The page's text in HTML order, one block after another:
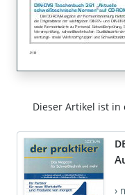
Dieser Artikel ist in
›